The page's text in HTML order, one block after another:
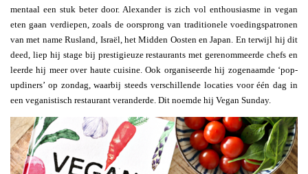
mentaal een stuk beter door. Alexander is zich vol enthousiasme in vegan
eten gaan verdiepen, zoals de oorsprong van traditionele voedingspatronen
van met name Rusland, Israël, het Midden Oosten en Japan. En terwijl hij dit
deed, liep hij stage bij prestigieuze restaurants met gerenommeerde chefs en
leerde hij meer over haute cuisine. Ook organiseerde hij zogenaamde ‘pop-
updiners’ op zondag, waarbij steeds verschillende locaties voor één dag in
een veganistisch restaurant veranderde. Dit noemde hij Vegan Sunday.